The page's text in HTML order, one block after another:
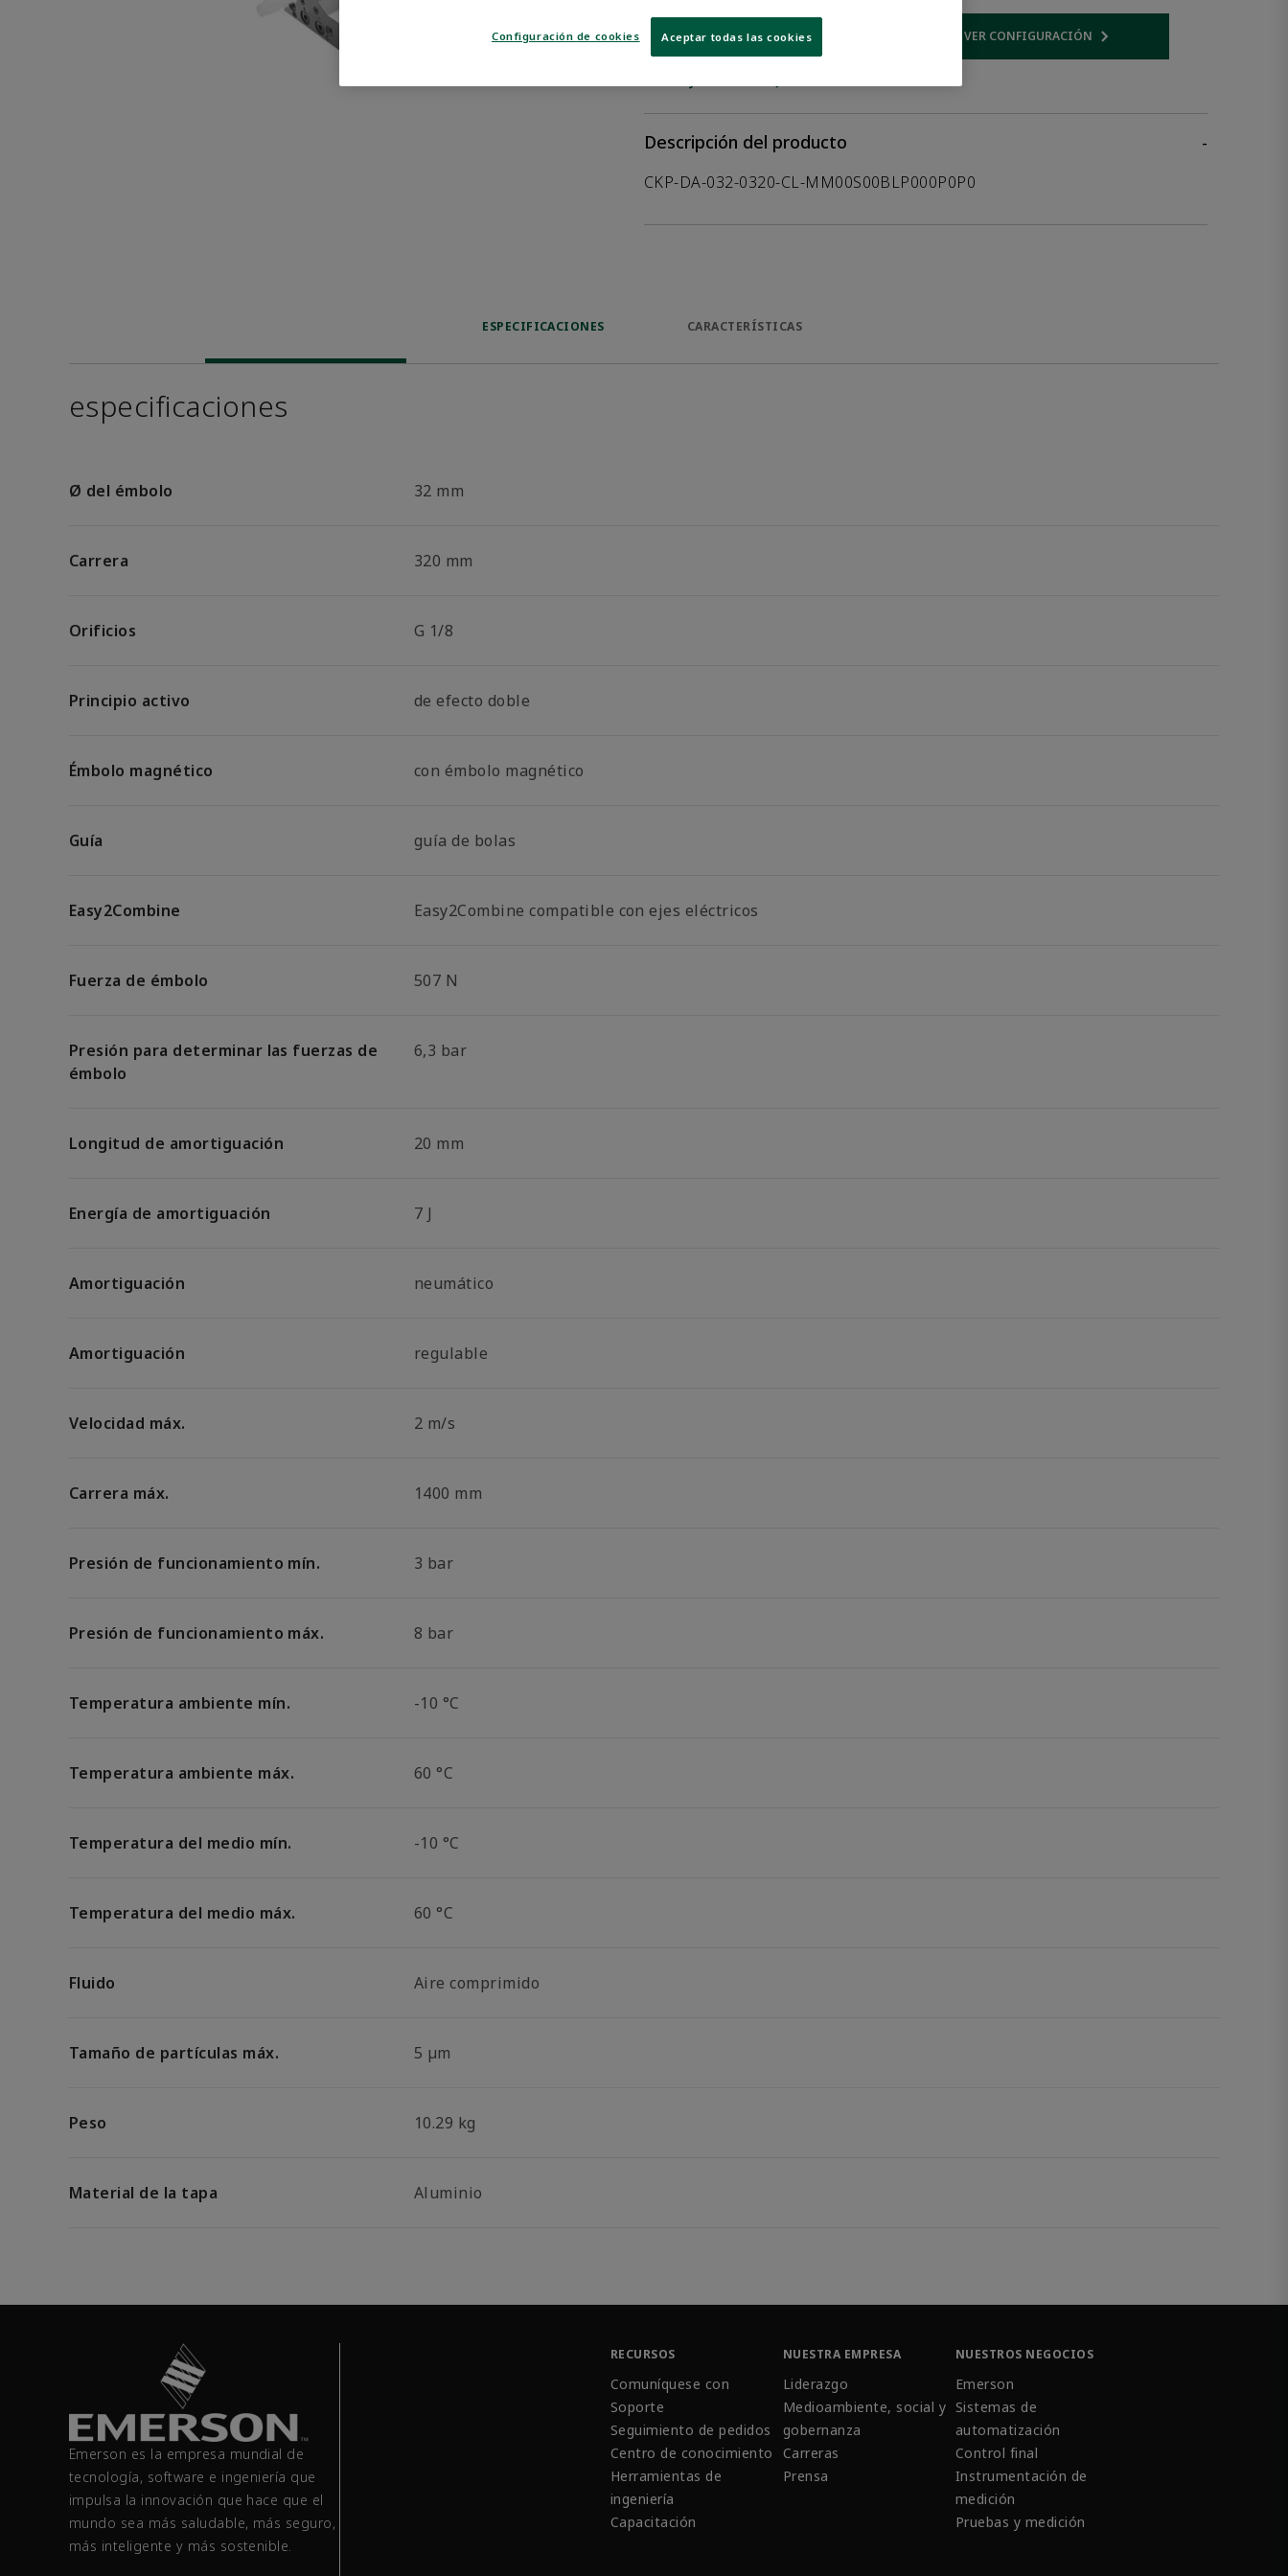
¿DÓNDE COMPRAR?Opens internal link VER CONFIGURACIÓNOpens internal link
Descripción del producto
-
CKP-DA-032-0320-CL-MM00S00BLP000P0P0
ESPECIFICACIONES CARACTERÍSTICAS
especificaciones
Ø del émbolo 32 mm
Carrera 320 mm
Orificios G 1/8
Principio activo de efecto doble
Émbolo magnético con émbolo magnético
Guía guía de bolas
Easy2Combine Easy2Combine compatible con ejes eléctricos
Fuerza de émbolo 507 N
Presión para determinar las fuerzas de
émbolo
6,3 bar
Longitud de amortiguación 20 mm
Energía de amortiguación 7 J
Amortiguación neumático
Amortiguación regulable
Velocidad máx. 2 m/s
Carrera máx. 1400 mm
Presión de funcionamiento mín. 3 bar
Presión de funcionamiento máx. 8 bar
Temperatura ambiente mín. -10 °C
Temperatura ambiente máx. 60 °C
Temperatura del medio mín. -10 °C
Temperatura del medio máx. 60 °C
Fluido Aire comprimido
Tamaño de partículas máx. 5 µm
Peso 10.29 kg
Material de la tapa Aluminio
Emerson es la empresa mundial de
tecnología, software e ingeniería que
impulsa la innovación que hace que el
mundo sea más saludable, más seguro,
más inteligente y más sostenible.
RECURSOS
Comuníquese con
Soporte
Seguimiento de pedidos
Centro de conocimiento
Herramientas de
ingeniería
Capacitación
NUESTRA EMPRESA
Liderazgo
Medioambiente, social y
gobernanza
Carreras
Prensa
NUESTROS NEGOCIOS
Emerson
Sistemas de
automatización
Control final
Instrumentación de
medición
Pruebas y medición
Configuración de cookies Aceptar todas las cookies